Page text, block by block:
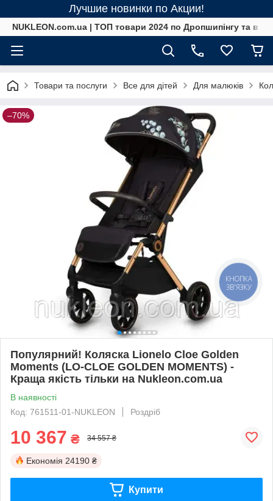
Лучшие новинки по Акции!
NUKLEON.com.ua | ТОП товари 2024 по Дропшипінгу та в
Товари та послуги Все для дітей Для малюків
–70%
Популярний! Коляска Lionelo Cloe Golden
Moments (LO-CLOE GOLDEN MOMENTS) -
Краща якість тільки на Nukleon.com.ua
В наявності
Код: 761511-01-NUKLEON
Роздріб
10 367 ₴ 34 557 ₴
Економія 24190 ₴
Купити
КНОПКА
ЗВ'ЯЗКУ